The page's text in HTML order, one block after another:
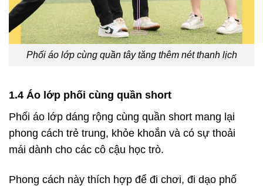
Phối áo lớp cùng quần tây tăng thêm nét thanh lịch
1.4 Áo lớp phối cùng quần short
Phối áo lớp dáng rộng cùng quần short mang lại
phong cách trẻ trung, khỏe khoắn và có sự thoải
mái dành cho các cô cậu học trò.
Phong cách này thích hợp để đi chơi, đi dạo phố